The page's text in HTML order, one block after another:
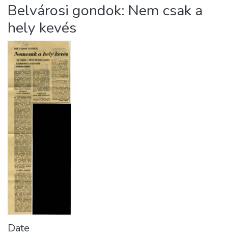
About us
Belvárosi gondok: Nem csak a
hely kevés
Date